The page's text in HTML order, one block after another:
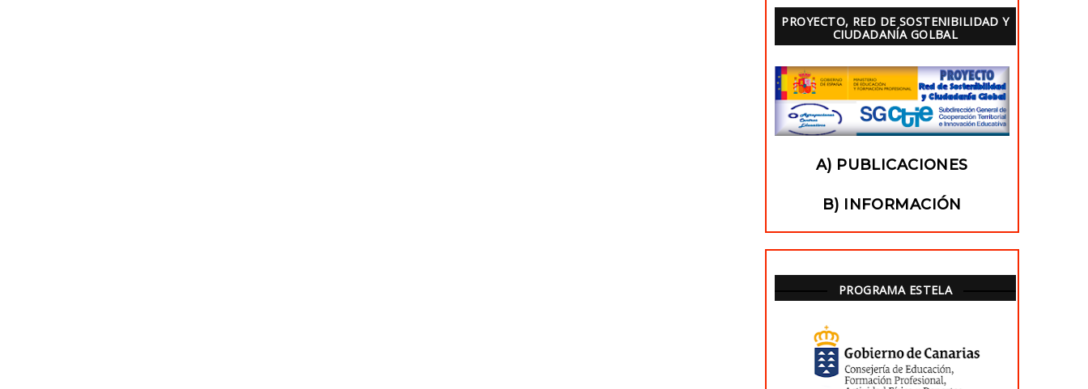
PROYECTO, RED DE SOSTENIBILIDAD Y
CIUDADANÍA GOLBAL
A) PUBLICACIONES
B) INFORMACIÓN
PROGRAMA ESTELA